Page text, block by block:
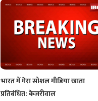
भारत में मेरा सोशल मीडिया खाता
प्रतिबंधित: केजरीवाल